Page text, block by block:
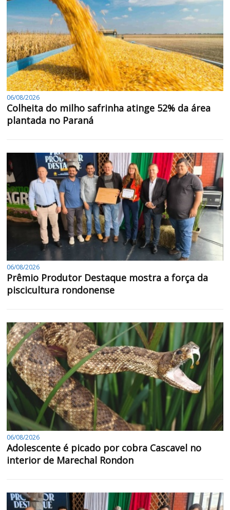
06/08/2026
Colheita do milho safrinha atinge 52% da área
plantada no Paraná
06/08/2026
Prêmio Produtor Destaque mostra a força da
piscicultura rondonense
06/08/2026
Adolescente é picado por cobra Cascavel no
interior de Marechal Rondon